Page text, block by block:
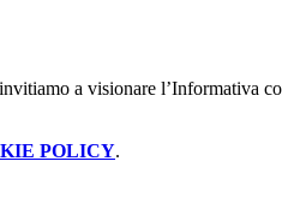
a visionare l’Informativa
POLICY.